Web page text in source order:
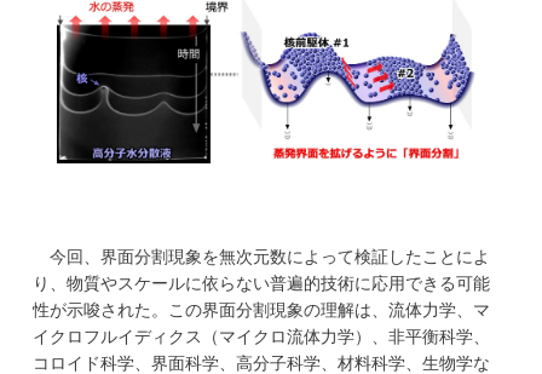
今回、界面分割現象を無次元数によって検証したことによ
り、物質やスケールに依らない普遍的技術に応用できる可能
性が示唆された。この界面分割現象の理解は、流体力学、マ
イクロフルイディクス（マイクロ流体力学）、非平衡科学、
コロイド科学、界面科学、高分子科学、材料科学、生物学な